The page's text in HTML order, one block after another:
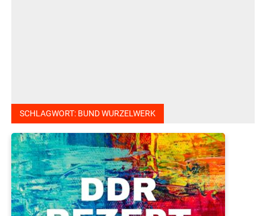
SCHLAGWORT: BUND WURZELWERK